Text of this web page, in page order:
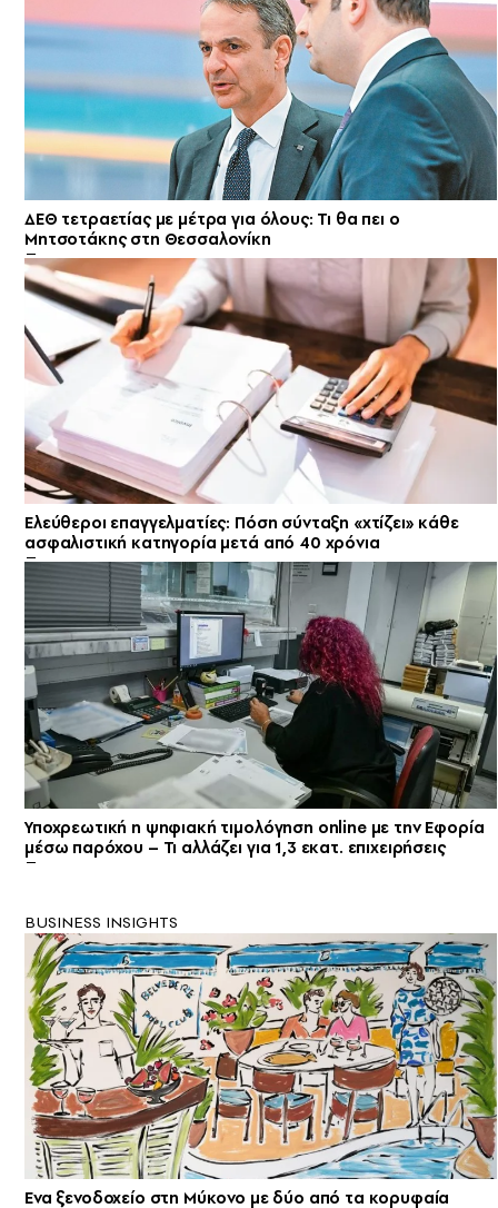
ΔΕΘ τετραετίας με μέτρα για όλους: Τι θα πει ο
Μητσοτάκης στη Θεσσαλονίκη
Ελεύθεροι επαγγελματίες: Πόση σύνταξη «χτίζει» κάθε
ασφαλιστική κατηγορία μετά από 40 χρόνια
Υποχρεωτική η ψηφιακή τιμολόγηση online με την Εφορία
μέσω παρόχου – Τι αλλάζει για 1,3 εκατ. επιχειρήσεις
BUSINESS INSIGHTS
Ενα ξενοδοχείο στη Μύκονο με δύο από τα κορυφαία